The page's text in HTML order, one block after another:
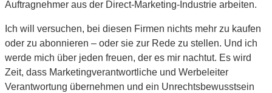
Auftragnehmer aus der Direct-Marketing-Industrie arbeiten.
Ich will versuchen, bei diesen Firmen nichts mehr zu kaufen
oder zu abonnieren – oder sie zur Rede zu stellen. Und ich
werde mich über jeden freuen, der es mir nachtut. Es wird
Zeit, dass Marketingverantwortliche und Werbeleiter
Verantwortung übernehmen und ein Unrechtsbewusstsein